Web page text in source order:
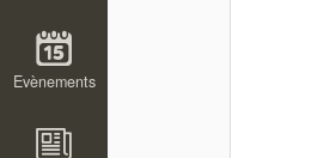
Evènements